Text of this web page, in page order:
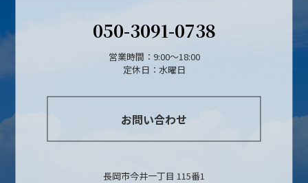
050-3091-0738
営業時間：9:00～18:00
定休日：水曜日
お問い合わせ
長岡市今井一丁目 115番1